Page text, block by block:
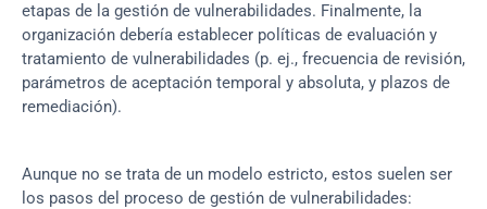
etapas de la gestión de vulnerabilidades. Finalmente, la
organización debería establecer políticas de evaluación y
tratamiento de vulnerabilidades (p. ej., frecuencia de revisión,
parámetros de aceptación temporal y absoluta, y plazos de
remediación).
Aunque no se trata de un modelo estricto, estos suelen ser
los pasos del proceso de gestión de vulnerabilidades: